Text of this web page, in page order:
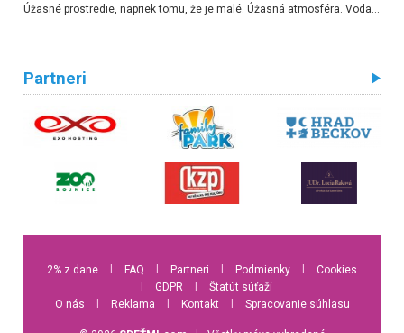
Úžasné prostredie, napriek tomu, že je malé. Úžasná atmosféra. Voda fantastická a nádherná. Ľudí je pomerne veľa, ale su mili a ohľaduplní. Je veľmi zaujímavé sledovať, ako dokážu spolu športovať cudzí ľudia a bez ohľadu na vek. Vládne tu pohoda. Vnuka neviem dostať z vody. Ďakujem za krásny deň . Urcite sa sem vrátim. Jediný problém je s parkovaním, ale aj ten sa mi podarilo vyriešiť. Monika Bratislava
Partneri
2% z dane FAQ Partneri Podmienky
Cookies
GDPR
Štatút súťaží
O nás
Reklama Kontakt Spracovanie súhlasu